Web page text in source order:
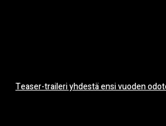
Teaser-traileri yhdestä ensi vuoden